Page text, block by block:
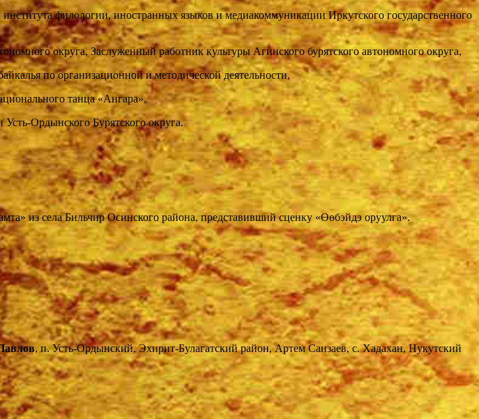
филологии, иностранных языков и медиакоммуникации Иркутского государственного
округа, Заслуженный работник культуры Агинского бурятского автономного округа,
по организационной и методической деятельности,
танца «Ангара»,
Ордынского Бурятского округа.
из села Бильчир Осинского района, представивший сценку «Өөбэйдэ оруулга».
, п. Усть-Ордынский, Эхирит-Булагатский район, Артем Санзаев, с. Хадахан, Нукутский